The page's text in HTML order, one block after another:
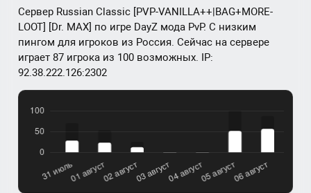
Сервер Russian Classic [PVP-VANILLA++|BAG+MORE-
LOOT] [Dr. MAX] по игре DayZ мода PvP. С низким
пингом для игроков из Россия. Сейчас на сервере
играет 87 игрока из 100 возможных. IP:
92.38.222.126:2302